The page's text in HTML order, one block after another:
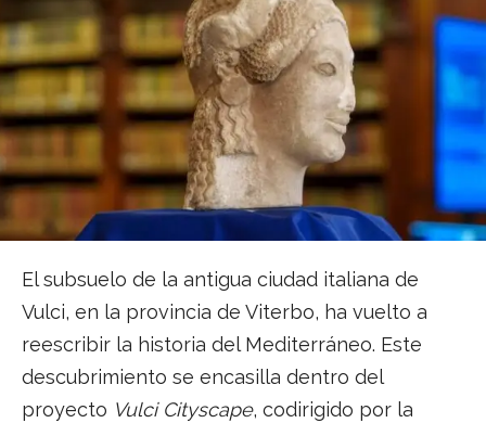
El subsuelo de la antigua ciudad italiana de
Vulci, en la provincia de Viterbo, ha vuelto a
reescribir la historia del Mediterráneo. Este
descubrimiento se encasilla dentro del
proyecto Vulci Cityscape, codirigido por la